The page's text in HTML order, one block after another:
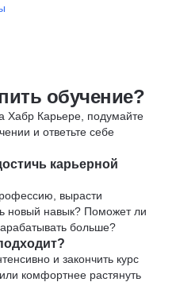
обучение?
Хабр Карьере, подумайте
и ответьте себе
карьерной
вырасти
новый навык? Поможет ли
больше?
и закончить курс
комфортнее растянуть